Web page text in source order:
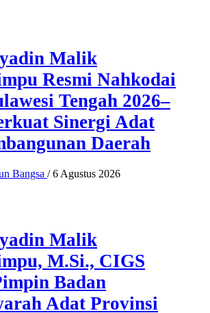
Malik
Resmi Nahkodai
Tengah 2026–
Sinergi Adat
Daerah
Bangsa / 6 Agustus 2026
Malik
M.Si., CIGS
Badan
Adat Provinsi